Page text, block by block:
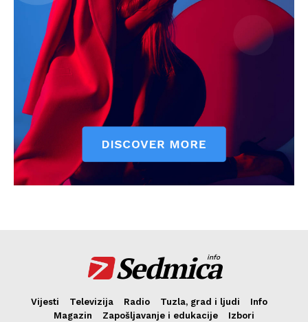
Sedmica
info
Vijesti Televizija Radio Tuzla, grad i ljudi
Info
Magazin
Zapošljavanje i edukacije Izbori